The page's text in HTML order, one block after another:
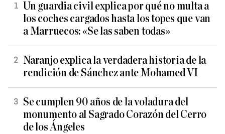
Un guardia civil explica por qué no multa a
los coches cargados hasta los topes que van
a Marruecos: «Se las saben todas»
Naranjo explica la verdadera historia de la
rendición de Sánchez ante Mohamed VI
Se cumplen 90 años de la voladura del
monumento al Sagrado Corazón del Cerro
de los Ángeles